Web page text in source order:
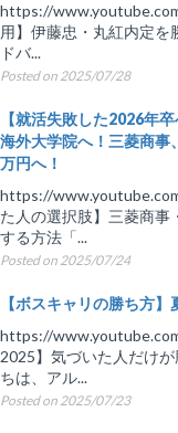
https://
用】伊藤忠・丸紅内定
ドバ...
Posted on 2025/07/28
【就活失敗した2026年
海外大学院へ！三菱商事
万円へ！
https://
た人の選択肢】三菱商
する方法「...
Posted on 2025/07/24
【ボスキャリの勝ち方
https://
2025】気づいた人だけ
ちは、アル...
Posted on 2025/07/23